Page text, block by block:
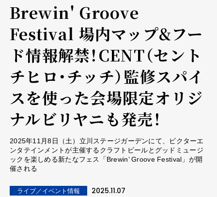
Brewin' Groove
Festival 場内マップ&フー
ド情報解禁！CENT（セント
チヒロ・チッチ）監修スパイ
スを使った会場限定オリジ
ナルビリヤニも発売！
2025年11月8日（土）立川ステージガーデンにて、ビクターエ
ンタテインメントが主催するクラフトビールとグッドミュージ
ックを楽しめる新たなフェス「Brewin’ Groove Festival」が開
催される
ライブ／イベント情報 2025.11.07